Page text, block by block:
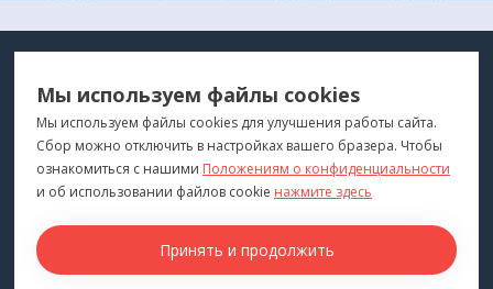
ДЛЯ ВАС
"Медтехника для Вас"©2026
ПОКУПАТЕЛЯМ
Каталог
Бренды
Для оптовиков
КОНТАКТЫ
г. Владивосток
Мы используем файлы cookies
Мы используем файлы cookies для улучшения работы сайта.
Сбор можно отключить в настройках вашего бразера. Чтобы
ознакомиться с нашими Положениям о конфиденциальности
и об использовании файлов cookie нажмите здесь
Принять и продолжить